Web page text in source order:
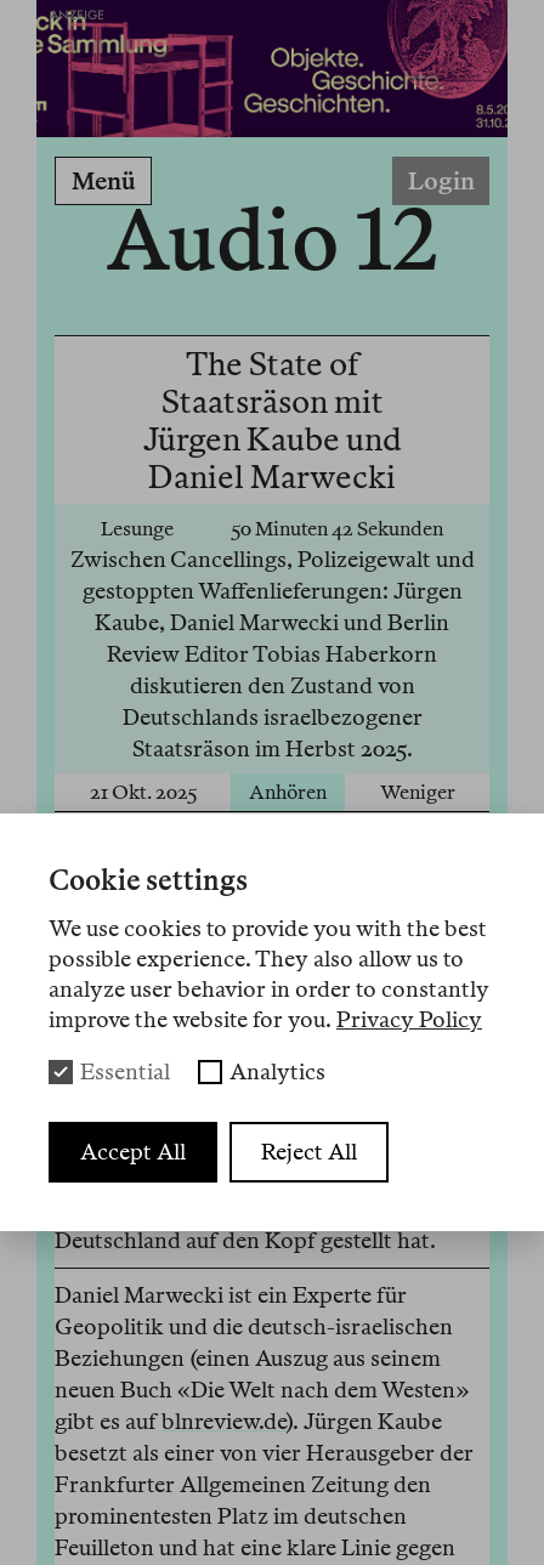
ANZEIGE
Menü Login
Audio 12
The State of
Staatsräson mit
Jürgen Kaube und
Daniel Marwecki
Lesunge 50 Minuten 42 Sekunden
Zwischen Cancellings, Polizeigewalt und
gestoppten Waffenlieferungen: Jürgen
Kaube, Daniel Marwecki und Berlin
Review Editor Tobias Haberkorn
diskutieren den Zustand von
Deutschlands israelbezogener
Staatsräson im Herbst 2025.
21 Okt. 2025 Anhören Weniger
Bei Fragen, die mit Israel und Palästina zu
tun haben, wandelt Deutschland stets am
Rande des Nervenzusammenbruchs.
Warum eigentlich? Auf der Frankfurter
Buchmesse 2025 sprach Berlin-Review-
Politikwissenschaftler Daniel Marwecki
Allgemeinen Zeitung Jürgen Kaube
darüber, wie die Staatsräson das
Deutschland auf den Kopf gestellt hat.
Daniel Marwecki ist ein Experte für
Geopolitik und die deutsch-israelischen
Beziehungen (einen Auszug aus seinem
neuen Buch «Die Welt nach dem Westen»
gibt es aufblnreview.de). Jürgen Kaube
besetzt als einer von vier Herausgeber der
Frankfurter Allgemeinen Zeitung den
prominentesten Platz im deutschen
Feuilleton und hat eine klare Linie gegen
Cookie settings
We use cookies to provide you with the best
possible experience. They also allow us to
analyze user behavior in order to constantly
improve the website for you. Privacy Policy
Essential Analytics
Accept All Reject All